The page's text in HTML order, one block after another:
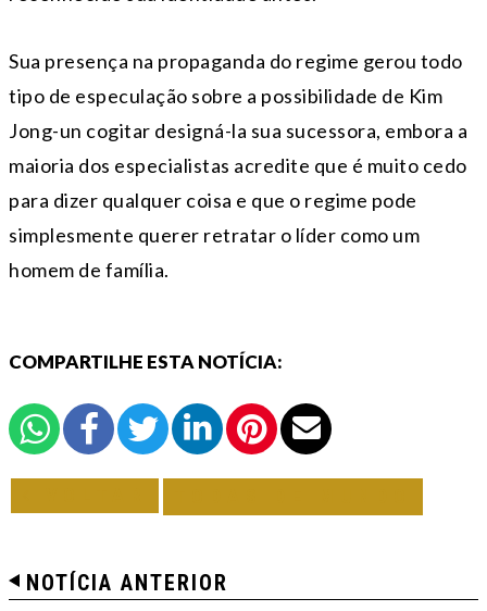
Sua presença na propaganda do regime gerou todo
tipo de especulação sobre a possibilidade de Kim
Jong-un cogitar designá-la sua sucessora, embora a
maioria dos especialistas acredite que é muito cedo
para dizer qualquer coisa e que o regime pode
simplesmente querer retratar o líder como um
homem de família.
COMPARTILHE ESTA NOTÍCIA:
NOTÍCIA ANTERIOR